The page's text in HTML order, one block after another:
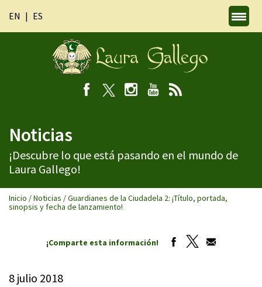
EN ES
Noticias
¡Descubre lo que está pasando en el mundo de
Laura Gallego!
Inicio /Noticias /Guardianes de la Ciudadela 2: ¡Título, portada,
sinopsis y fecha de lanzamiento!
¡Comparte esta información!
8 julio 2018